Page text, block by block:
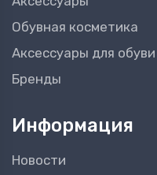
Обувная косметика
Аксессуары для обуви
Бренды
Информация
Новости